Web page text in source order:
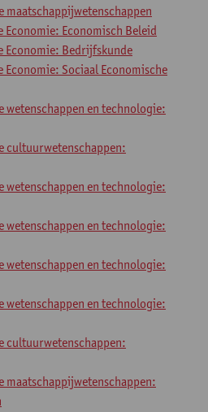
maatschappijwetenschappen
Economie: Economisch Beleid
Economie: Bedrijfskunde
Economie: Sociaal Economische
wetenschappen en technologie:
cultuurwetenschappen:
wetenschappen en technologie:
wetenschappen en technologie:
wetenschappen en technologie:
wetenschappen en technologie:
cultuurwetenschappen:
maatschappijwetenschappen: